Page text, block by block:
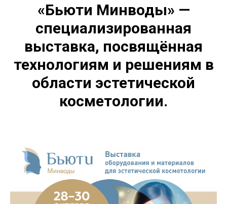
«Бьюти Минводы» —
специализированная
выставка, посвящённая
технологиям и решениям в
области эстетической
косметологии.